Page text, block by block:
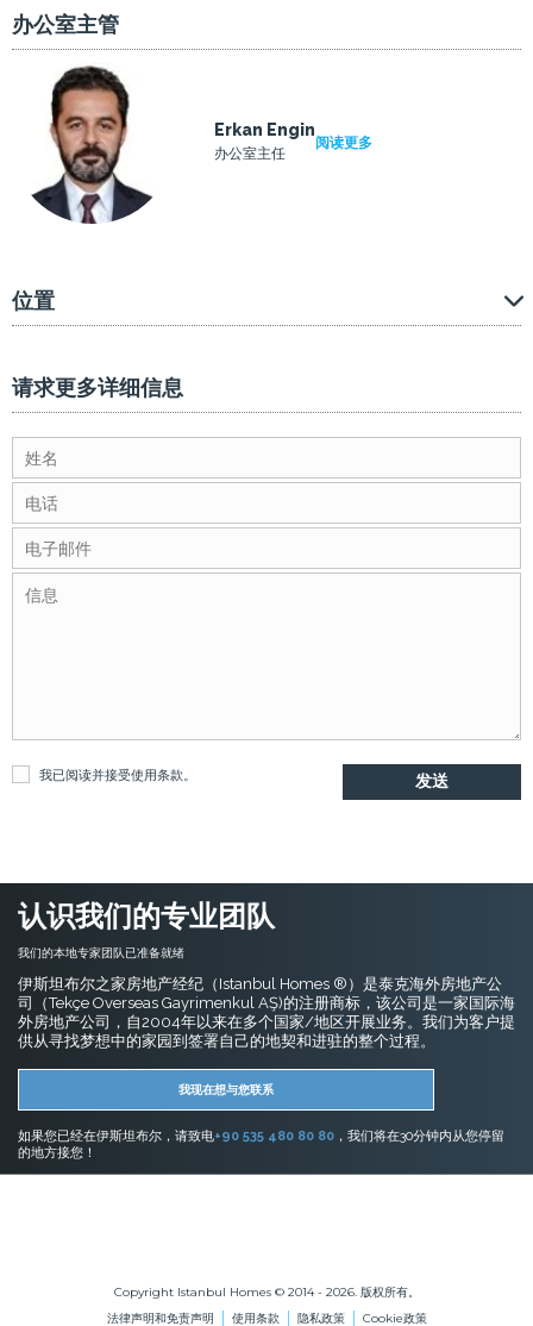
办公室主管
Erkan Engin
办公室主任
阅读更多
位置
请求更多详细信息
我已阅读并接受使用条款。
认识我们的专业团队
我们的本地专家团队已准备就绪
伊斯坦布尔之家房地产经纪（Istanbul Homes ®）是泰克海外房地产公
司（Tekçe Overseas Gayrimenkul AŞ)的注册商标，该公司是一家国际海
外房地产公司，自2004年以来在多个国家/地区开展业务。我们为客户提
供从寻找梦想中的家园到签署自己的地契和进驻的整个过程。
我现在想与您联系
如果您已经在伊斯坦布尔，请致电+90 535 480 80 80 ，我们将在30分钟内从您停留
的地方接您！
Copyright Istanbul Homes © 2014 - 2026. 版权所有。
法律声明和免责声明
使用条款 隐私政策 Cookie政策